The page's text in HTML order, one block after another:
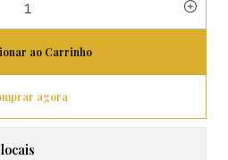
ao Carrinho
agora